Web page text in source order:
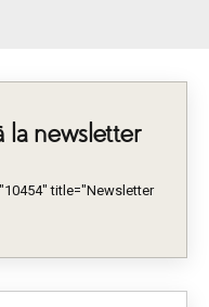
la newsletter
title="Newsletter